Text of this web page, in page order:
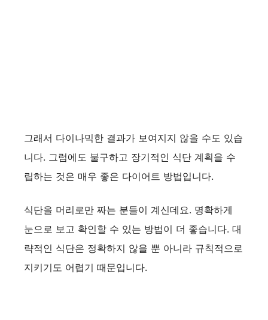
그래서 다이나믹한 결과가 보여지지 않을 수도 있습
니다. 그럼에도 불구하고 장기적인 식단 계획을 수
립하는 것은 매우 좋은 다이어트 방법입니다.
식단을 머리로만 짜는 분들이 계신데요. 명확하게
눈으로 보고 확인할 수 있는 방법이 더 좋습니다. 대
략적인 식단은 정확하지 않을 뿐 아니라 규칙적으로
지키기도 어렵기 때문입니다.